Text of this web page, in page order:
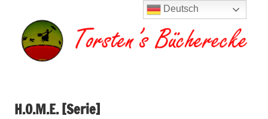
springen
H.O.M.E. [Serie]
Deutsch